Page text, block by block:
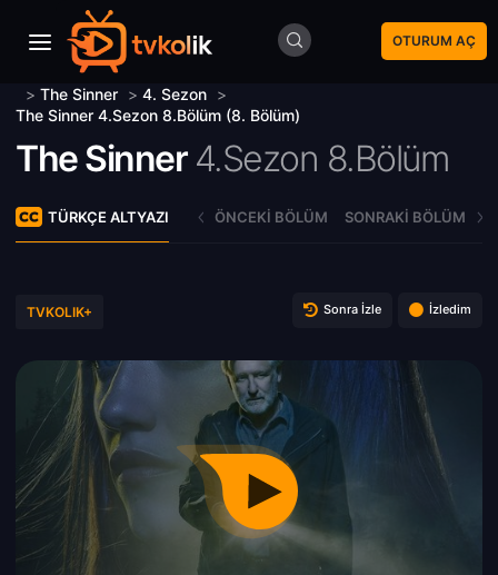
OTURUM AÇ
> The Sinner > 4. Sezon >
The Sinner 4.Sezon 8.Bölüm (8. Bölüm)
The Sinner 4.Sezon 8.Bölüm
TÜRKÇE ALTYAZI ÖNCEKI BÖLÜM SONRAKI BÖLÜM
TVKOLIK+ Sonra İzle İzledim